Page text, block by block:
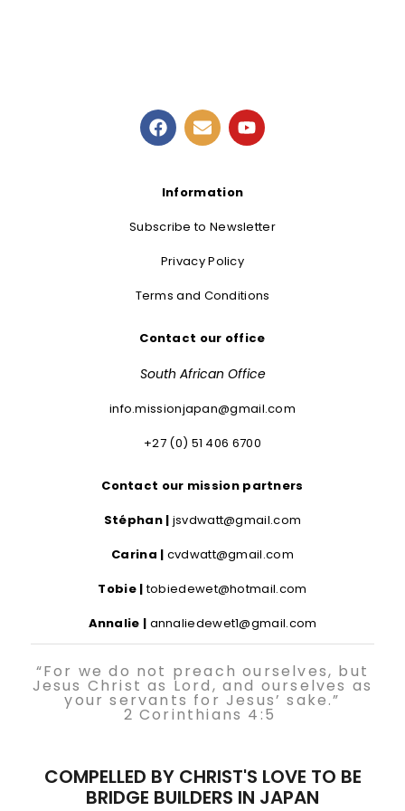
Information
Subscribe to Newsletter
Privacy Policy
Terms and Conditions
Contact our office
South African Office
info.missionjapan@gmail.com
+27 (0) 51 406 6700
Contact our mission partners
Stéphan | jsvdwatt@gmail.com
Carina | cvdwatt@gmail.com
Tobie |tobiedewet@hotmail.com
Annalie | annaliedewet1@gmail.com
“For we do not preach ourselves, but
Jesus Christ as Lord, and ourselves as
your servants for Jesus’ sake.”
2 Corinthians 4:5
COMPELLED BY CHRIST'S LOVE TO BE
BRIDGE BUILDERS IN JAPAN